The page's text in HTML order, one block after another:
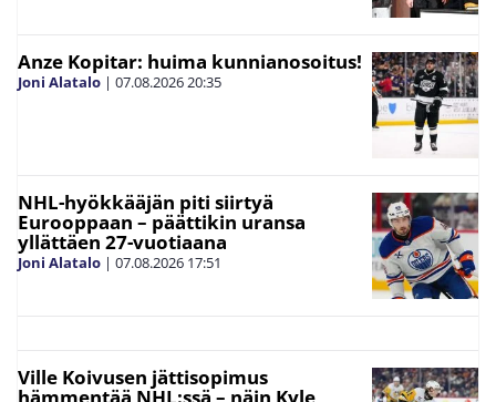
Anze Kopitar: huima kunnianosoitus!
Joni Alatalo | 07.08.202620:35
NHL-hyökkääjän piti siirtyä
Eurooppaan – päättikin uransa
yllättäen 27-vuotiaana
Joni Alatalo | 07.08.2026 17:51
Ville Koivusen jättisopimus